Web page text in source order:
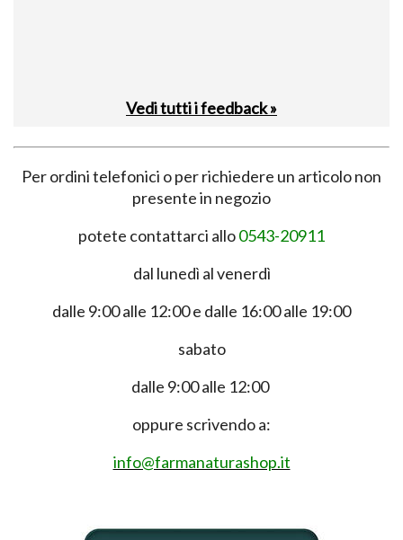
Vedi tutti i feedback »
Per ordini telefonici o per richiedere un articolo non
presente in negozio
potete contattarci allo0543-20911
dal lunedì al venerdì
dalle 9:00 alle 12:00 e dalle 16:00 alle 19:00
sabato
dalle 9:00 alle 12:00
oppure scrivendo a:
info@farmanaturashop.it